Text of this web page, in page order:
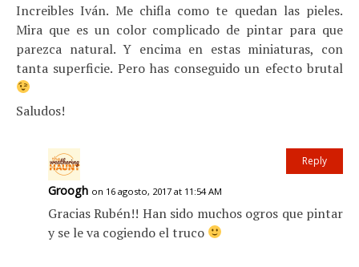
Increibles Iván. Me chifla como te quedan las pieles.
Mira que es un color complicado de pintar para que
parezca natural. Y encima en estas miniaturas, con
tanta superficie. Pero has conseguido un efecto brutal
Saludos!
Groogh on 16 agosto, 2017 at 11:54 AM
Gracias Rubén!! Han sido muchos ogros que pintar
y se le va cogiendo el truco
Reply